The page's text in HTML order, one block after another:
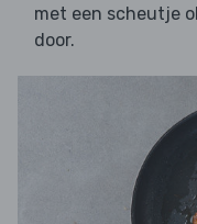
met een scheutje
door.